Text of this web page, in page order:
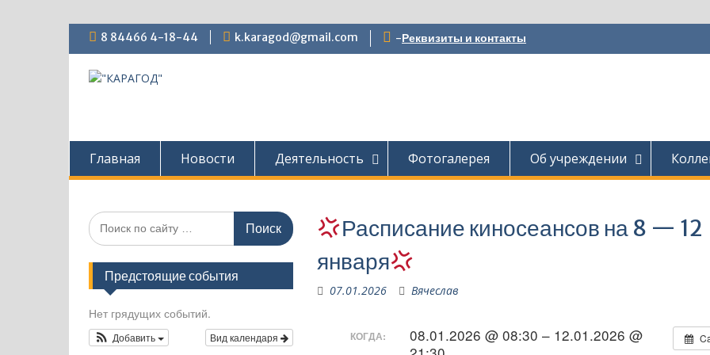
Перейти
8 84466 4-18-44 k.karagod@gmail.com -Реквизиты и контакты
Главная Новости Деятельность Фотогалерея Об учреждении
Расписание киносеансов на 8 — 12
января
07.01.2026 Вячеслав
КОГДА:
08.01.2026 @ 08:30 – 12.01.2026 @
Поиск
по:
Предстоящие события
Нет грядущих событий.
Вид календаря
Добавить